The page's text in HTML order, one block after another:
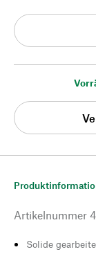
Artikelnummer
Solide